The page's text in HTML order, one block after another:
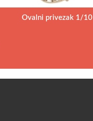
Ovalni privezak 1/10